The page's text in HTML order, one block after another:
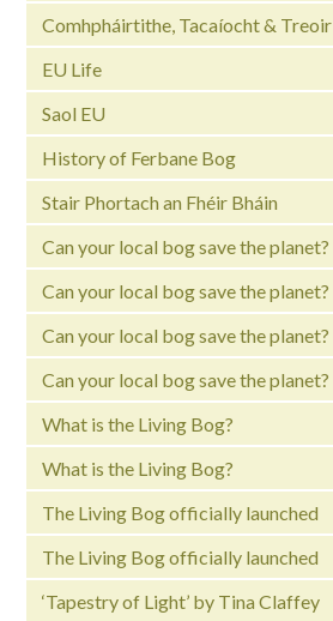
Comhpháirtithe, Tacaíocht & Treoir
EU Life
Saol EU
History of Ferbane Bog
Stair Phortach an Fhéir Bháin
Can your local bog save the planet?
Can your local bog save the planet?
Can your local bog save the planet?
Can your local bog save the planet?
What is the Living Bog?
What is the Living Bog?
The Living Bog officially launched
The Living Bog officially launched
‘Tapestry of Light’ by Tina Claffey